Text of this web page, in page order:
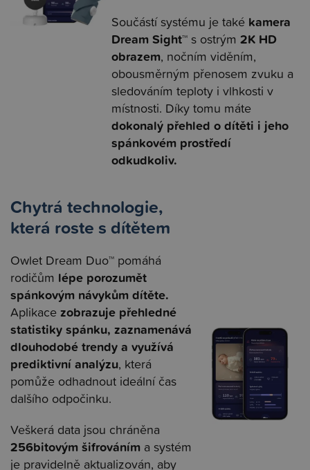
Součástí systému je také kamera
Dream Sight™ s ostrým2K HD
obrazem, nočním viděním,
obousměrným přenosem zvuku a
sledováním teploty i vlhkosti v
místnosti. Díky tomu máte
dokonalý přehled o dítěti i jeho
spánkovém prostředí
odkudkoliv.
Chytrá technologie,
která roste s dítětem
Owlet Dream Duo™ pomáhá
rodičům lépe porozumět
spánkovým návykům dítěte.
Aplikace zobrazuje přehledné
statistiky spánku, zaznamenává
dlouhodobé trendy a využívá
prediktivní analýzu, která
pomůže odhadnout ideální čas
dalšího odpočinku.
Veškerá data jsou chráněna
256bitovým šifrováním a systém
je pravidelně aktualizován, aby